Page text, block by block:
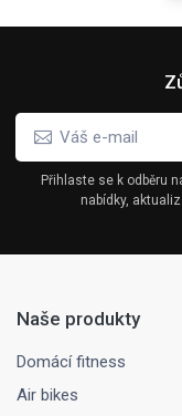
Přihlaste se k odběru
nabídky,
Naše produkty
Domácí fitness
Air bikes